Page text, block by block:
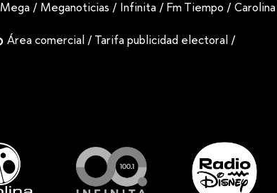
Mega / Meganoticias / Infinita / Fm Tiempo /Carolina
Área comercial / Tarifa publicidad electoral /